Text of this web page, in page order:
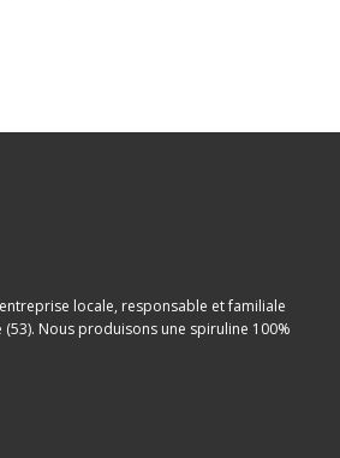
locale, responsable et familiale
(53). Nous produisons une spiruline 100%